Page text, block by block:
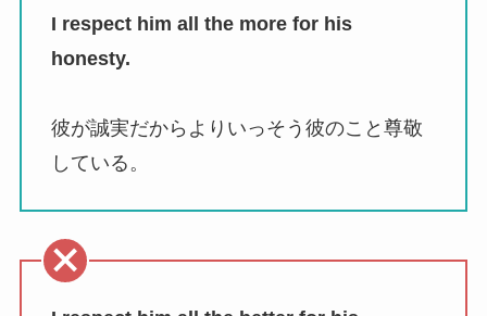
I respect him all the more for his
honesty.
彼が誠実だからよりいっそう彼のこと尊敬
している。